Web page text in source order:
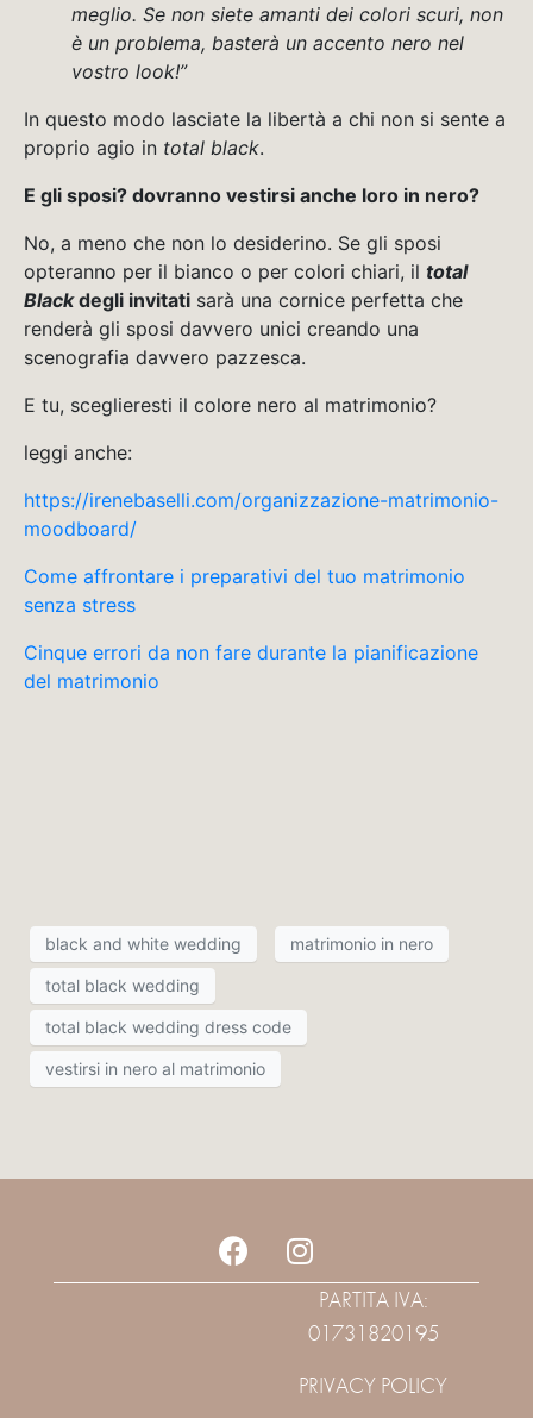
meglio. Se non siete amanti dei colori scuri, non
è un problema, basterà un accento nero nel
vostro look!”
In questo modo lasciate la libertà a chi non si sente a
proprio agio in total black.
E gli sposi? dovranno vestirsi anche loro in nero?
No, a meno che non lo desiderino. Se gli sposi
opteranno per il bianco o per colori chiari, il total
Blackdegli invitati sarà una cornice perfetta che
renderà gli sposi davvero unici creando una
scenografia davvero pazzesca.
E tu, sceglieresti il colore nero al matrimonio?
leggi anche:
https://irenebaselli.com/organizzazione-matrimonio-
moodboard/
Come affrontare i preparativi del tuo matrimonio
senza stress
Cinque errori da non fare durante la pianificazione
del matrimonio
black and white wedding matrimonio in nero
total black wedding
total black wedding dress code
vestirsi in nero al matrimonio
PARTITA IVA:
01731820195
PRIVACY POLICY